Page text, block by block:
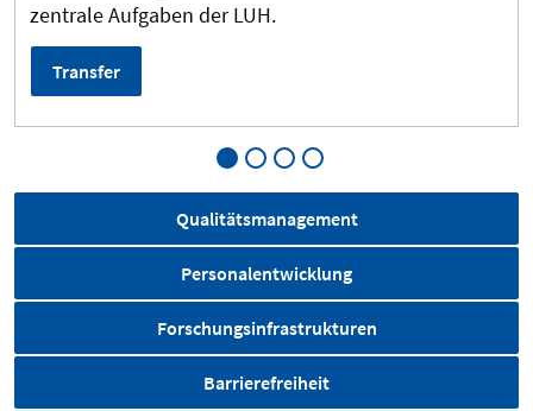
zentrale Aufgaben der LUH.
Transfer
Qualitätsmanagement
Personalentwicklung
Forschungsinfrastrukturen
Barrierefreiheit